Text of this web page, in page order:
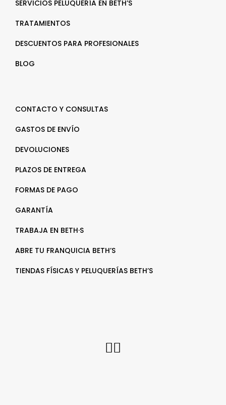
SERVICIOS PELUQUERÍA EN BETH’S
TRATAMIENTOS
DESCUENTOS PARA PROFESIONALES
BLOG
CONTACTO Y CONSULTAS
GASTOS DE ENVÍO
DEVOLUCIONES
PLAZOS DE ENTREGA
FORMAS DE PAGO
GARANTÍA
TRABAJA EN BETH·S
ABRE TU FRANQUICIA BETH’S
TIENDAS FÍSICAS Y PELUQUERÍAS BETH’S